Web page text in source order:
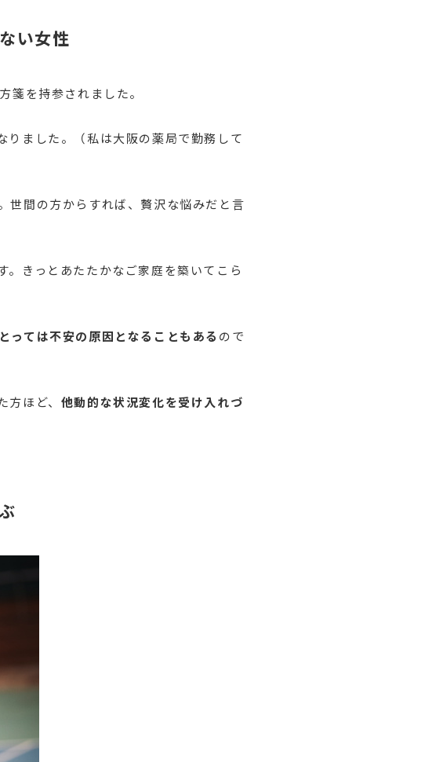
い女性
箋を持参されました。
りました。（私は大阪の薬局で勤務して
世間の方からすれば、贅沢な悩みだと言
きっとあたたかなご家庭を築いてこら
っては不安の原因となることもある ので
ほど、 他動的な状況変化を受け入れづ